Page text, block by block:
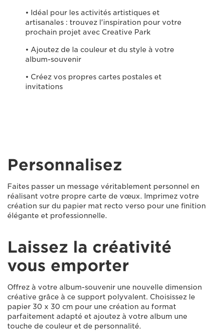
• Idéal pour les activités artistiques et
artisanales : trouvez l'inspiration pour votre
prochain projet avec Creative Park
• Ajoutez de la couleur et du style à votre
album-souvenir
• Créez vos propres cartes postales et
invitations
Personnalisez
Faites passer un message véritablement personnel en
réalisant votre propre carte de vœux. Imprimez votre
création sur du papier mat recto verso pour une finition
élégante et professionnelle.
Laissez la créativité
vous emporter
Offrez à votre album-souvenir une nouvelle dimension
créative grâce à ce support polyvalent. Choisissez le
papier 30 x 30 cm pour une création au format
parfaitement adapté et ajoutez à votre album une
touche de couleur et de personnalité.